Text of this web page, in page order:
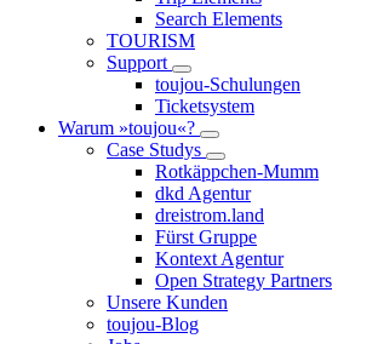
Search Elements
TOURISM
Support
toujou-Schulungen
Ticketsystem
Warum »toujou«?
Case Studys
Rotkäppchen-Mumm
dkd Agentur
dreistrom.land
Fürst Gruppe
Kontext Agentur
Open Strategy Partners
Unsere Kunden
toujou-Blog